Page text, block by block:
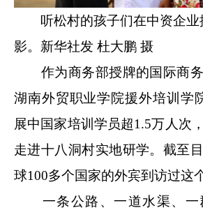
听松村的孩子们在中资企业
影。新华社发 杜大鹏 摄
作为商务部授牌的国际商务
湖南外贸职业学院援外培训学
展中国家培训学员超1.5万人次
走进十八洞村实地研学。截至
球100多个国家的外宾到访过这
一条公路、一道水渠、一